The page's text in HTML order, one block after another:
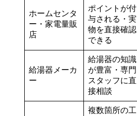
ホームセンタ
ー・家電量販
店
ポイントが付
与される・実
物を直接確認
できる
給湯器メーカ
ー
給湯器の知識
が豊富・専門
スタッフに直
接相談
複数箇所の工